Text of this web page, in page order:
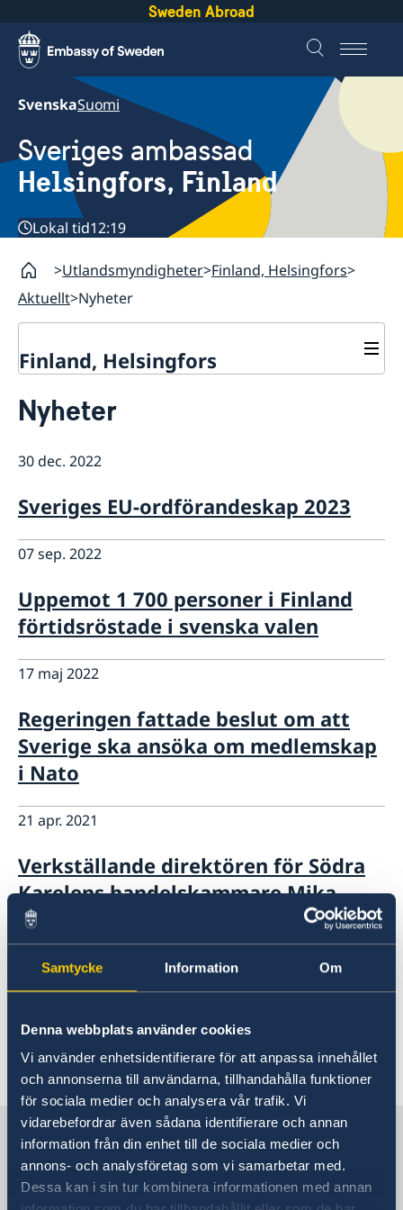
Samtycke Information Om
Denna webbplats använder cookies
Vi använder enhetsidentifierare för att anpassa innehållet
och annonserna till användarna, tillhandahålla funktioner
för sociala medier och analysera vår trafik. Vi
vidarebefordrar även sådana identifierare och annan
information från din enhet till de sociala medier och
annons- och analysföretag som vi samarbetar med.
Dessa kan i sin tur kombinera informationen med annan
Sweden Abroad
SvenskaSuomi
Sveriges ambassad
Helsingfors, Finland
Lokal tid12:19
Utlandsmyndigheter Finland, Helsingfors
Aktuellt Nyheter
Finland, Helsingfors
Om oss
Ambassadbyggnadens historia
Dataskyddspolicy
Vi är en resurs för svenska företag
Så kan du få stöd
Anmäl handelshinder
Nyheter
Nyheter
30 dec. 2022
Sveriges EU-ordförandeskap 2023
07 sep. 2022
Uppemot 1 700 personer i Finland
förtidsröstade i svenska valen
17 maj 2022
Regeringen fattade beslut om att
Sverige ska ansöka om medlemskap
i Nato
21 apr. 2021
Verkställande direktören för Södra
Karelens handelskammare Mika
Peltonen ny svensk honorärkonsul i
Villmanstrand
01 feb. 2021
Ny honorärkonsul i Kotka
« 1 2 3 4 5 »
Sverige i Finland, Helsingfors
Sveriges ambassad